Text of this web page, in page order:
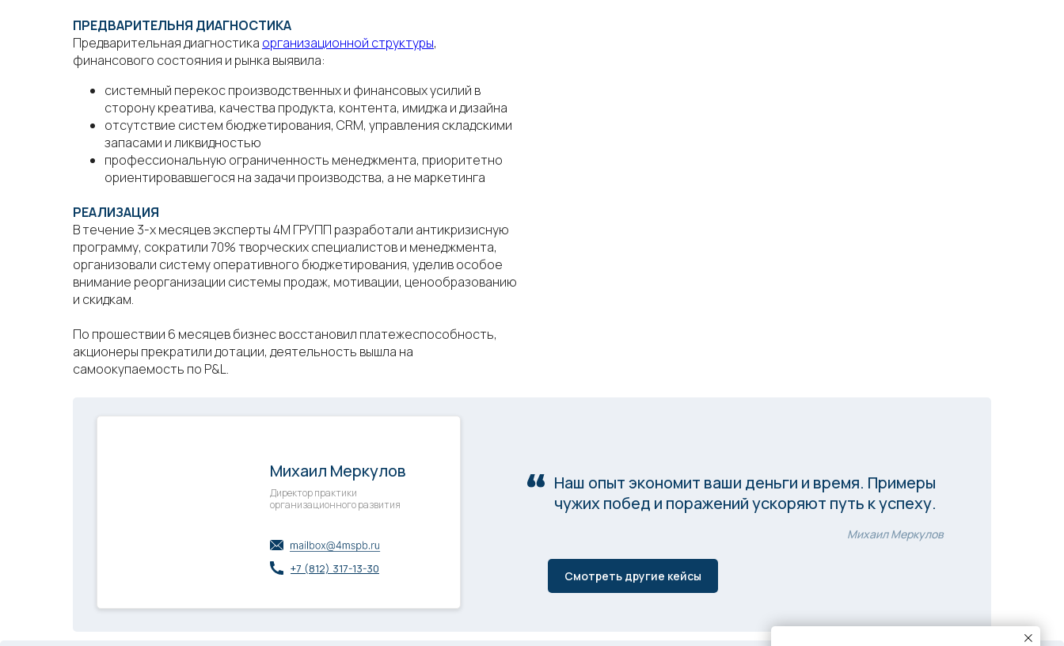
ПРЕДВАРИТЕЛЬНЯ ДИАГНОСТИКА
Предварительная диагностика организационной структуры,
финансового состояния и рынка выявила:
системный перекос производственных и финансовых усилий в
сторону креатива, качества продукта, контента, имиджа и дизайна
отсутствие систем бюджетирования, CRM, управления складскими
запасами и ликвидностью
профессиональную ограниченность менеджмента, приоритетно
ориентировавшегося на задачи производства, а не маркетинга
РЕАЛИЗАЦИЯ
В течение 3-х месяцев эксперты 4М ГРУПП разработали антикризисную
программу, сократили 70% творческих специалистов и менеджмента,
организовали систему оперативного бюджетирования, уделив особое
внимание реорганизации системы продаж, мотивации, ценообразованию
и скидкам.
По прошествии 6 месяцев бизнес восстановил платежеспособность,
акционеры прекратили дотации, деятельность вышла на
самоокупаемость по P&L.
Михаил Меркулов
Наш опыт экономит ваши деньги и время. Примеры
чужих побед и поражений ускоряют путь к успеху.
Михаил Меркулов
Директор практики
организационного развития
+7 (812) 317-13-30 Смотреть другие кейсы